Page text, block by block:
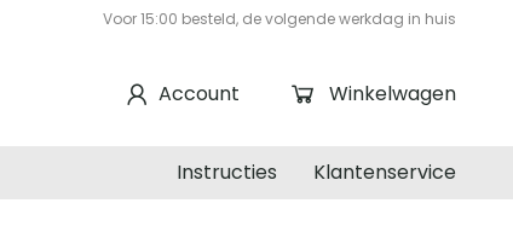
Voor 15:00 besteld, de volgende werkdag in huis
Winkelwagen
Account
Klantenservice
Instructies